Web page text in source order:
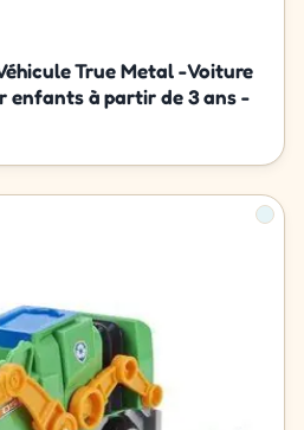
True Metal - Voiture
enfants à partir de 3 ans -